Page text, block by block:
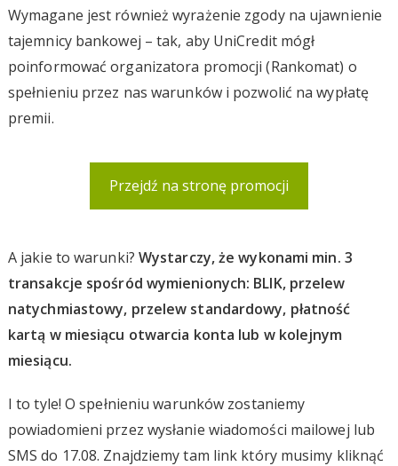
Wymagane jest również wyrażenie zgody na ujawnienie
tajemnicy bankowej – tak, aby UniCredit mógł
poinformować organizatora promocji (Rankomat) o
spełnieniu przez nas warunków i pozwolić na wypłatę
premii.
Przejdź na stronę promocji
A jakie to warunki? Wystarczy, że wykonami min. 3
transakcje spośród wymienionych: BLIK, przelew
natychmiastowy, przelew standardowy, płatność
kartą w miesiącu otwarcia konta lub w kolejnym
miesiącu.
I to tyle! O spełnieniu warunków zostaniemy
powiadomieni przez wysłanie wiadomości mailowej lub
SMS do 17.08. Znajdziemy tam link który musimy kliknąć